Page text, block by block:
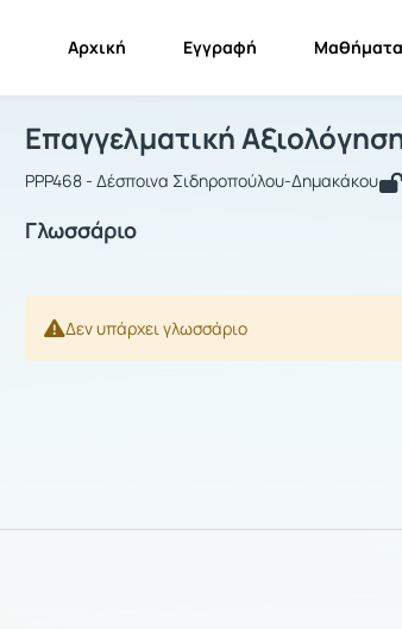
Αρχική Εγγραφή Μαθήματα
Μάθημα : Επαγγελματική
Επαγγελματική
PPP468 - Δέσποινα Σιδηροπούλου-Δημακάκου
Γλωσσάριο
Δεν υπάρχει γλωσσάριο